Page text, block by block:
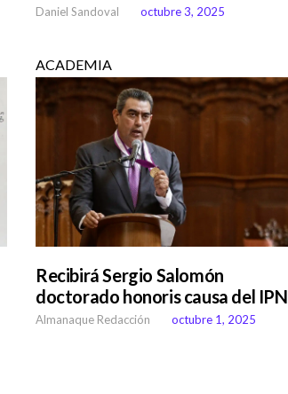
Daniel Sandoval octubre 3, 2025
ACADEMIA
Recibirá Sergio Salomón
doctorado honoris causa del IPN
Almanaque Redacción octubre 1, 2025